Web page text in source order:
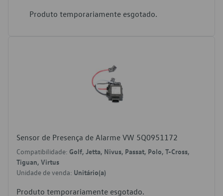
Produto temporariamente esgotado.
Sensor de Presença de Alarme VW 5Q0951172
Compatibilidade: Golf, Jetta, Nivus, Passat, Polo, T-Cross,
Tiguan, Virtus
Unidade de venda: Unitário(a)
Produto temporariamente esgotado.